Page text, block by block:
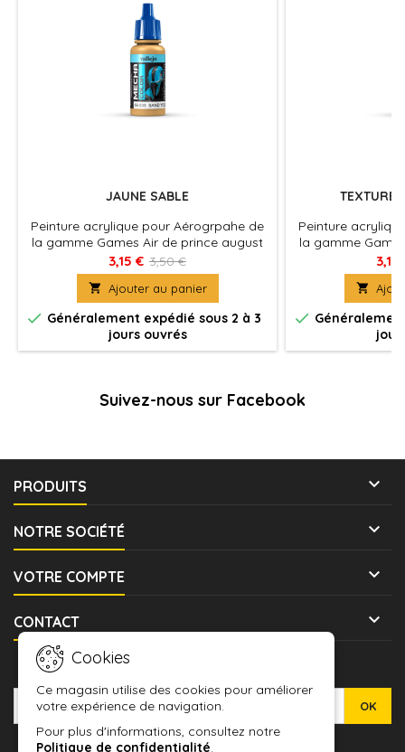
JAUNE SABLE
Peinture acrylique pour Aérogrpahe de
la gamme Games Air de prince august
en pot de 17 ml
3,15 € 3,50 €
 Ajouter au panier
 Généralement expédié sous 2 à 3
jours ouvrés
TEXTURE
Peinture
la gamme
en
3,15


Suivez-nous sur Facebook
PRODUITS 
NOTRE SOCIÉTÉ 
VOTRE COMPTE 
CONTACT 
Cookies
Ce magasin utilise des cookies pour améliorer
votre expérience de navigation.
Pour plus d'informations, consultez notre
Politique de confidentialité.
LETTRE D'INFORMATIONS